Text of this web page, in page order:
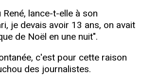
lance-t-elle à son
je devais avoir 13 ans, on avait
de Noël en une nuit".
c'est pour cette raison
des journalistes.